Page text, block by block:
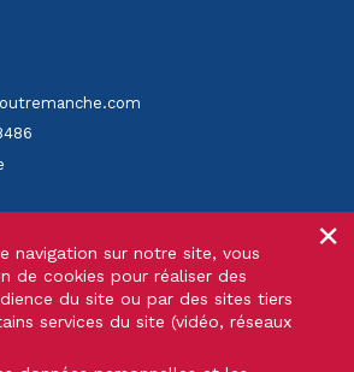
Manche. Tous droits réservés.
Réalisation
navigation sur notre site, vous
de cookies pour réaliser des
du site ou par des sites tiers
services du site (vidéo, réseaux
×